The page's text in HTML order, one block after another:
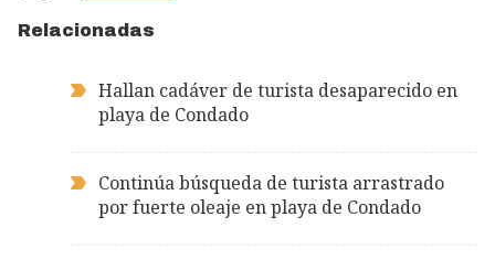
Relacionadas
Hallan cadáver de turista desaparecido en
playa de Condado
Continúa búsqueda de turista arrastrado
por fuerte oleaje en playa de Condado